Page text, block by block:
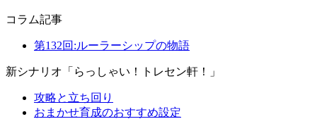
コラム記事
第132回:ルーラーシップの物語
新シナリオ「らっしゃい！トレセン軒！」
攻略と立ち回り
おまかせ育成のおすすめ設定